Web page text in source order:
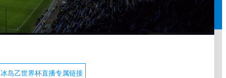
冰岛乙世界杯直播专属链接